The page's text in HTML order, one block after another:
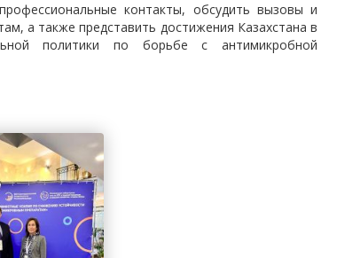
контакты, обсудить вызовы и
а также представить достижения Казахстана в
политики по борьбе с антимикробной